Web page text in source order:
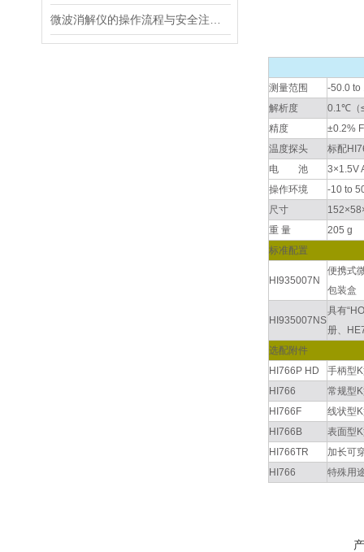
测量范围
-50.0
解析度
0.1℃（
精度
±0.2%
温度探头
标配
电 池
3×1.5V
操作环境
-10 to
尺寸
重 量
205 g
标准配置
HI935007N
便携式
包装盒
HI935007NS
具有
册、
选配附件
HI766P HD
手柄型
HI766
常规型
HI766F
线状型
HI766B
表面型
HI766TR
加长可
HI766
特殊用